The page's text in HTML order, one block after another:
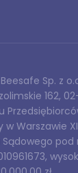
Sp. z
162,
w Warszawie
Sądowego